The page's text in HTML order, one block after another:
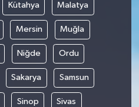
Kütahya Malatya
Mersin Muğla
Niğde Ordu
Sakarya Samsun
Sinop Sivas